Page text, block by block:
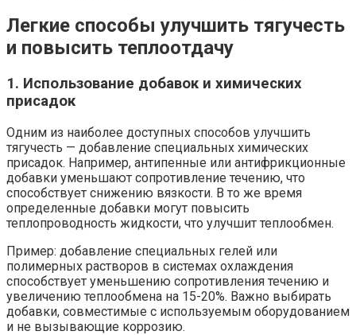
Легкие способы улучшить тягучесть
и повысить теплоотдачу
1. Использование добавок и химических
присадок
Одним из наиболее доступных способов улучшить
тягучесть — добавление специальных химических
присадок. Например, антипенные или антифрикционные
добавки уменьшают сопротивление течению, что
способствует снижению вязкости. В то же время
определенные добавки могут повысить
теплопроводность жидкости, что улучшит теплообмен.
Пример: добавление специальных гелей или
полимерных растворов в системах охлаждения
способствует уменьшению сопротивления течению и
увеличению теплообмена на 15-20%. Важно выбирать
добавки, совместимые с используемым оборудованием
и не вызывающие коррозию.